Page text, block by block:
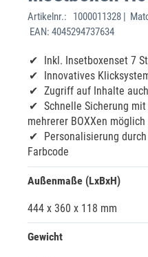
Artikelnr.:
1000011328 |
EAN: 4045294737634
Inkl. Insetboxenset 7
Innovatives
Zugriff auf Inhalte
Schnelle Sicherung
mehrerer BOXXen möglich
Personalisierung
Farbcode
Außenmaße (LxBxH)
444 x 360 x 118 mm
Gewicht